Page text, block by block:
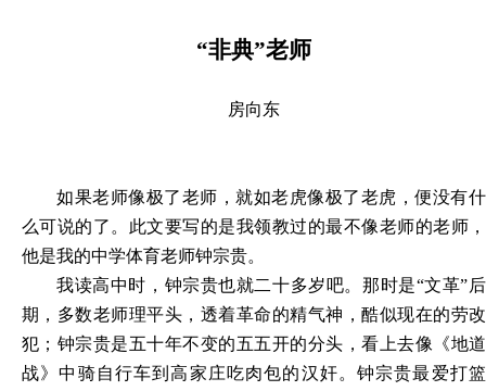
“非典”老师
房向东
如果老师像极了老师，就如老虎像极了老虎，便没有什
么可说的了。此文要写的是我领教过的最不像老师的老师，
他是我的中学体育老师钟宗贵。
我读高中时，钟宗贵也就二十多岁吧。那时是“文革”后
期，多数老师理平头，透着革命的精气神，酷似现在的劳改
犯；钟宗贵是五十年不变的五五开的分头，看上去像《地道
战》中骑自行车到高家庄吃肉包的汉奸。钟宗贵最爱打篮